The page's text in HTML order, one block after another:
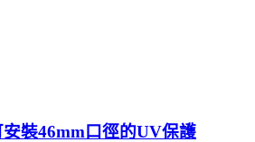
裝46mm口徑的UV保護